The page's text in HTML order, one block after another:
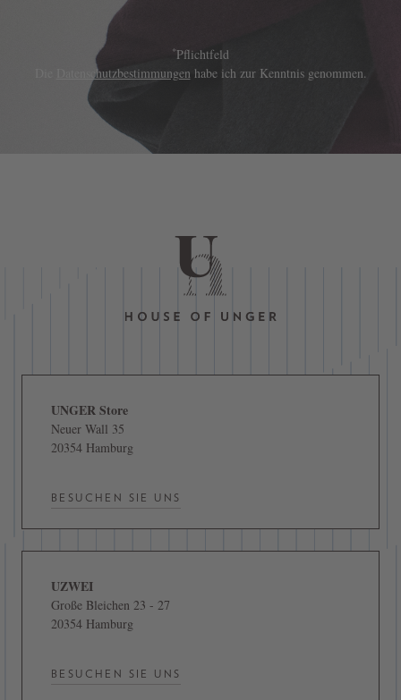
*Pflichtfeld
Datenschutzbestimmungen habe ich zur Kenntnis genommen.
UNGER Store
Neuer Wall 35
20354 Hamburg
BESUCHEN SIE UNS
UZWEI
Große Bleichen 23 - 27
20354 Hamburg
BESUCHEN SIE UNS